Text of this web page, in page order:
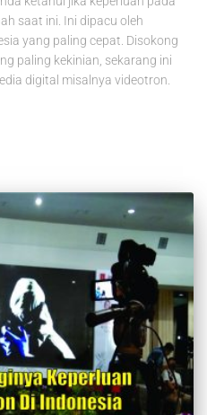
saat ini. Ini dipacu oleh
yang paling cepat. Disokong
paling kekinian, sekarang ini
digital misalnya videotron.